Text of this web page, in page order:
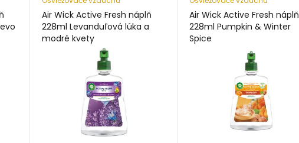
Air Wick Active Fresh náplň
228ml Levanduľová lúka a
modré kvety
Air Wick Active Fresh náplň
228ml Pumpkin & Winter
Spice